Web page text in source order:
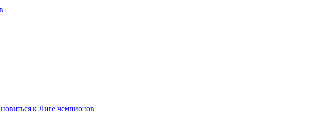
к Лиге чемпионов